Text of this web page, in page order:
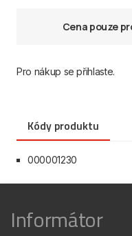
Cena pouze
Pro nákup se přihlaste.
Kódy produktu
000001230
Informátor